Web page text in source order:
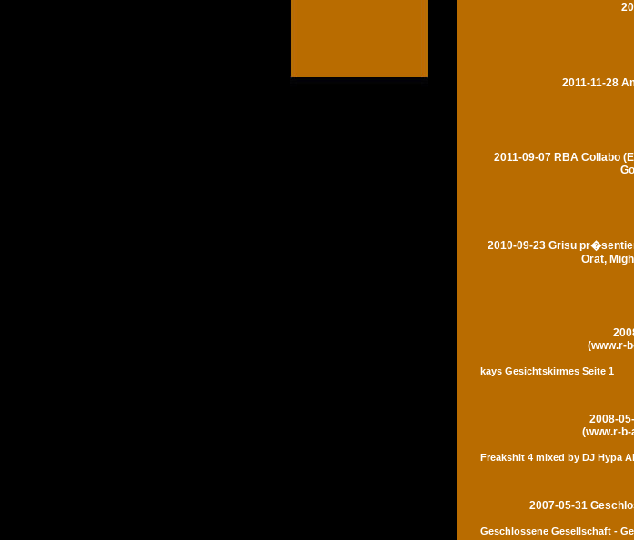
2011-11-28
2011-09-07 RBA Collabo
2010-09-23 Grisu
Orat,
(www.r-
kays Gesichtskirmes Seite 1
2008-
(www.r-
Freakshit 4 mixed by DJ Hypa
2007-05-31
Geschlossene Gesellschaft -